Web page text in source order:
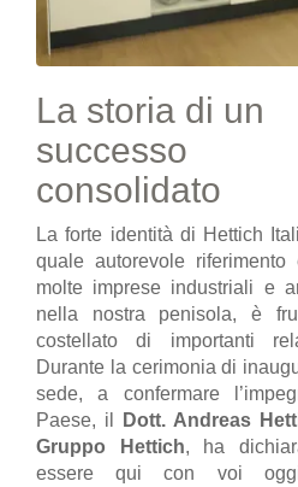
La storia di un
successo
consolidato
La forte identità di Hettich
quale autorevole
molte imprese industriali e
nella nostra penisola, è
costellato di importanti
Durante la cerimonia di
sede, a confermare
Paese, il
Dott. Andreas
Gruppo Hettich, ha
essere qui con voi